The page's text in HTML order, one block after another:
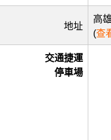
地址
高
(查
交通捷運
停車場